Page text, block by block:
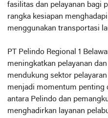
fasilitas dan pelayanan bagi
rangka kesiapan
menggunakan transportasi
PT Pelindo Regional 1
meningkatkan pelayanan
mendukung sektor
menjadi momentum penting
antara Pelindo dan
menghadirkan layanan